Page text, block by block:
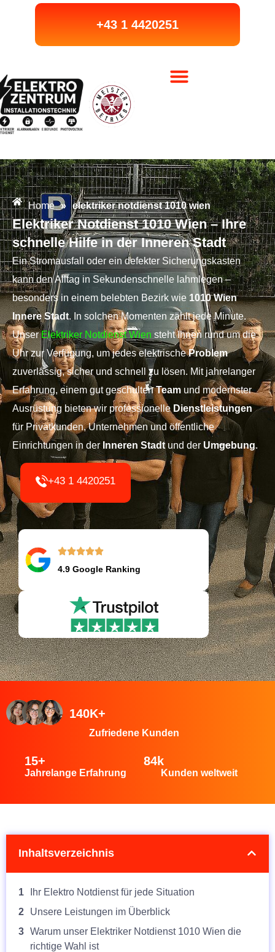
+43 1 4420251
Home » elektriker notdienst 1010 wien
Elektriker Notdienst 1010 Wien – Ihre
schnelle Hilfe in der Inneren Stadt
Ein Stromausfall oder ein defekter Sicherungskasten
kann den Alltag in Sekundenschnelle lahmlegen –
besonders in einem belebten Bezirk wie 1010 Wien
Innere Stadt. In solchen Momenten zählt jede Minute.
UnserElektriker Notdienst Wien steht Ihnen rund um die
Uhr zur Verfügung, um jedes elektrischeProblem
zuverlässig, sicher und schnell zu lösen. Mit jahrelanger
Erfahrung, einem gut geschultenTeam und modernster
Ausrüstung bieten wir professionelle Dienstleistungen
für Privatkunden, Unternehmen und öffentliche
Einrichtungen in derInneren Stadtund der Umgebung.
+43 1 4420251
4.9 Google Ranking
140K+
Zufriedene Kunden
Jahrelange Erfahrung
15+
Kunden weltweit
84k
Inhaltsverzeichnis
1
Ihr Elektro Notdienst für jede Situation
2
Unsere Leistungen im Überblick
3 Warum unser Elektriker Notdienst 1010 Wien die
richtige Wahl ist